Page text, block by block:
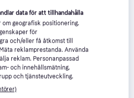
data för att tillhandahålla
geografisk positionering.
för
och/eller få åtkomst till
reklamprestanda. Använda
reklam. Personanpassad
och innehållsmätning,
och tjänsteutveckling.